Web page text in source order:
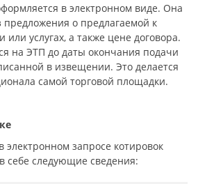
в электронном виде. Она
предложения о предлагаемой к
или услугах, а также цене договора.
на ЭТП до даты окончания подачи
в извещении. Это делается
самой торговой площадки.
электронном запросе котировок
себе следующие сведения: